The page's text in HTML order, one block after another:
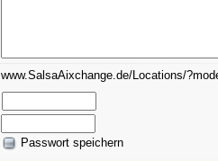
www.SalsaAixchange.de/Locations/
Passwort speichern